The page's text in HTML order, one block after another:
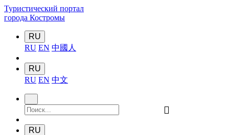
Туристический портал
города Костромы
RU
RU EN 中國人
RU
RU EN 中文
󰍉
RU